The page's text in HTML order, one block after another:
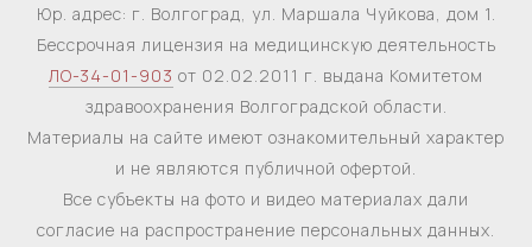
Юр. адрес: г. Волгоград, ул. Маршала Чуйкова, дом 1.
Бессрочная лицензия на медицинскую деятельность
ЛО-34-01-903 от 02.02.2011 г. выдана Комитетом
здравоохранения Волгоградской области.
Материалы на сайте имеют ознакомительный характер
и не являются публичной офертой.
Все субъекты на фото и видео материалах дали
согласие на распространение персональных данных.